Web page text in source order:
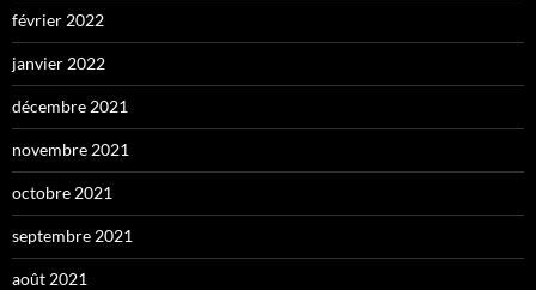
février 2022
janvier 2022
décembre 2021
novembre 2021
octobre 2021
septembre 2021
août 2021